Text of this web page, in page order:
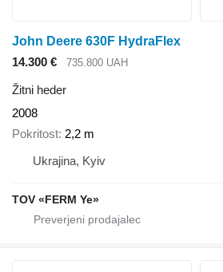
John Deere 630F HydraFlex
14.300 €
735.800 UAH
Žitni heder
2008
Pokritost 2,2 m
Ukrajina, Kyiv
TOV «FERM Ye»